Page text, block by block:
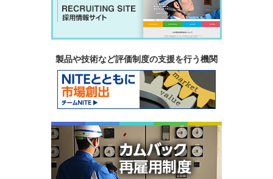
製品や技術など評価制度の支援を行う機関